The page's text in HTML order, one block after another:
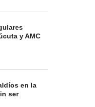
y AMC
en la
ser